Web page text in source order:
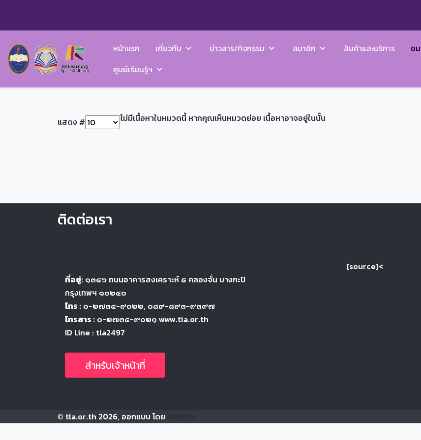
หน้าแรก เกี่ยวกับ ข่าวสาร/กิจกรรม สมาชิก สินค้าและบริการ ช
ศูนย์เรียนรู้ฯ
แสดง # ไม่มีเนื้อหาในหมวดนี้ หากคุณเห็นหมวดย่อย เนื้อหาอาจอยู่ในนั้น
ติดต่อเรา
ที่อยู่: ๑๓๔๖ ถนนอาคารสงเคราะห์ ๕ คลองจั่น บางกะปิ
กรุงเทพฯ ๑๐๒๔๐
โทร : ๐-๒๗๓๔-๙๐๒๒, ๐๘๙-๘๙๓-๙๓๙๗
โทรสาร : ๐-๒๗๓๔-๙๐๒๑ www.tla.or.th
ID Line : tla2497
สำหรับเจ้าหน้าที่
{source}<
© tla.or.th 2026, ออกแบบ โดย